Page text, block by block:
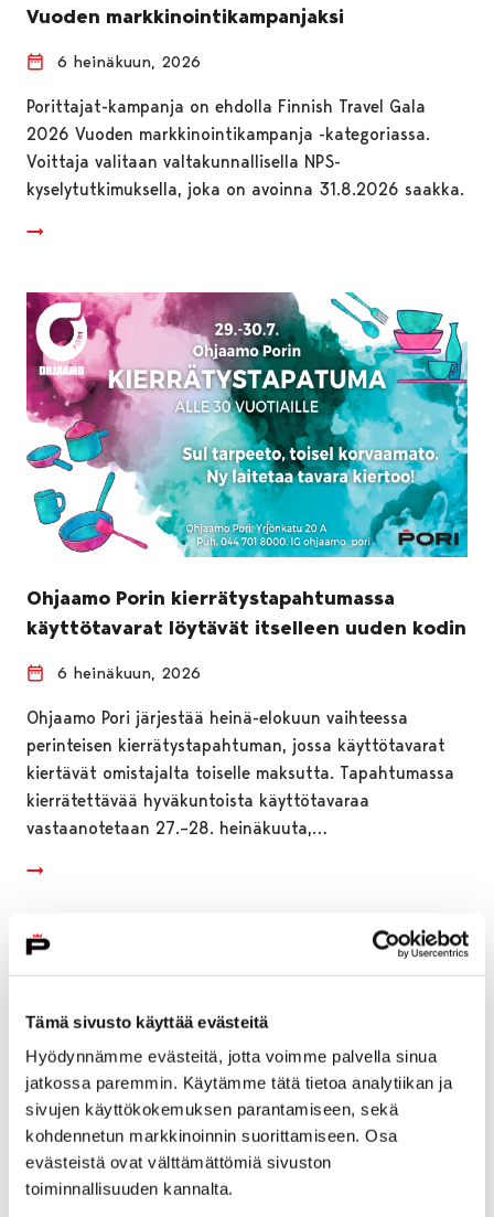
Tämä sivusto käyttää evästeitä
Hyödynnämme evästeitä, jotta voimme palvella sinua
jatkossa paremmin. Käytämme tätä tietoa analytiikan ja
sivujen käyttökokemuksen parantamiseen, sekä
kohdennetun markkinoinnin suorittamiseen. Osa
evästeistä ovat välttämättömiä sivuston
toiminnallisuuden kannalta.
Vuoden markkinointikampanjaksi
6 heinäkuun, 2026
Porittajat-kampanja on ehdolla Finnish Travel Gala
2026 Vuoden markkinointikampanja -kategoriassa.
Voittaja valitaan valtakunnallisella NPS-
kyselytutkimuksella, joka on avoinna 31.8.2026 saakka.
Ohjaamo Porin kierrätystapahtumassa
käyttötavarat löytävät itselleen uuden kodin
6 heinäkuun, 2026
Ohjaamo Pori järjestää heinä-elokuun vaihteessa
perinteisen kierrätystapahtuman, jossa käyttötavarat
kiertävät omistajalta toiselle maksutta. Tapahtumassa
kierrätettävää hyväkuntoista käyttötavaraa
vastaanotetaan 27.–28. heinäkuuta,…